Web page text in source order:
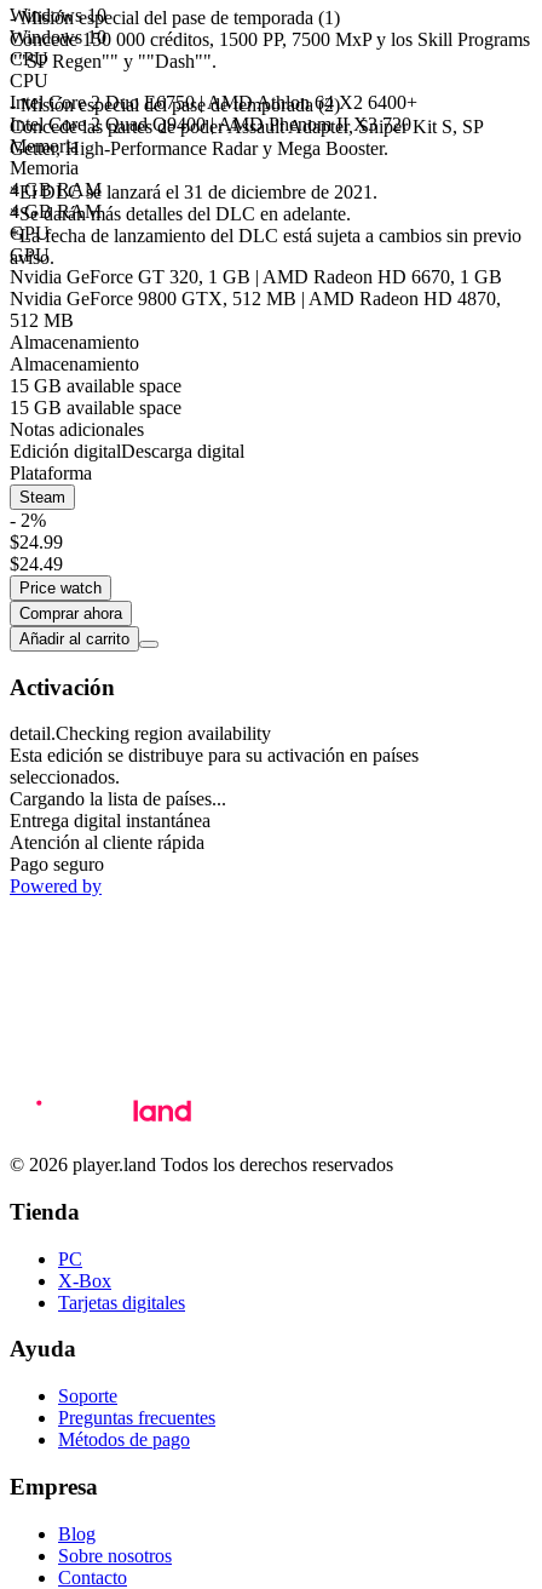
- Misión especial del pase de temporada (1)
Concede 150 000 créditos, 1500 PP, 7500 MxP y los Skill Programs
""SP Regen"" y ""Dash"".
- Misión especial del pase de temporada (2)
Concede las partes de poder Assault Adapter, Sniper Kit S, SP
Getter, High-Performance Radar y Mega Booster.
*El DLC se lanzará el 31 de diciembre de 2021.
*Se darán más detalles del DLC en adelante.
*La fecha de lanzamiento del DLC está sujeta a cambios sin previo
aviso.
Windows 10
Windows 10
CPU
CPU
Intel Core 2 Duo E6750 | AMD Athlon 64 X2 6400+
Intel Core 2 Quad Q9400 | AMD Phenom II X3 720
Memoria
Memoria
4 GB RAM
4 GB RAM
GPU
GPU
Nvidia GeForce GT 320, 1 GB | AMD Radeon HD 6670, 1 GB
Nvidia GeForce 9800 GTX, 512 MB | AMD Radeon HD 4870,
512 MB
Almacenamiento
Almacenamiento
15 GB available space
15 GB available space
Notas adicionales
Edición digitalDescarga digital
Plataforma
Steam
- 2%
$24.99
$24.49
Price watch
Comprar ahora
Añadir al carrito
Activación
detail.Checking region availability
Esta edición se distribuye para su activación en países
seleccionados.
Cargando la lista de países...
Entrega digital instantánea
Atención al cliente rápida
Pago seguro
Powered by
© 2026 player.land Todos los derechos reservados
Tienda
PC
X-Box
Tarjetas digitales
Ayuda
Soporte
Preguntas frecuentes
Métodos de pago
Empresa
Blog
Sobre nosotros
Contacto